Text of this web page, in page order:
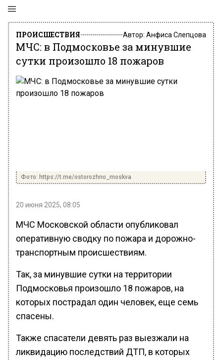
ПРОИСШЕСТВИЯ Автор: Анфиса Слепцова
МЧС: в Подмосковье за минувшие
сутки произошло 18 пожаров
Фото: https://t.me/ostorozhno_moskva
20 июня 2025, 08:05
МЧС Московской области опубликовал
оперативную сводку по пожара и дорожно-
транспортным происшествиям.
Так, за минувшие сутки на территории
Подмосковья произошло 18 пожаров, на
которых пострадал один человек, еще семь
спасены.
Также спасатели девять раз выезжали на
ликвидацию последствий ДТП, в которых